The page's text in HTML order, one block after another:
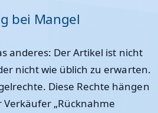
bei Mangel
anderes: Der Artikel ist nicht
nicht wie üblich zu erwarten.
Diese Rechte hängen
„Rücknahme